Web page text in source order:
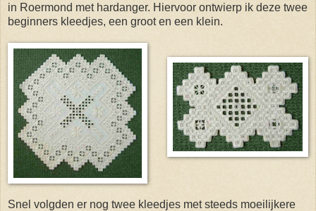
in Roermond met hardanger. Hiervoor ontwierp ik deze twee
beginners kleedjes, een groot en een klein.
Snel volgden er nog twee kleedjes met steeds moeilijkere